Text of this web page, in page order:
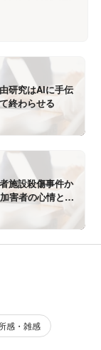
研究はAIに手伝
終わらせる
施設殺傷事件か
害者の心情と優
感・雑感